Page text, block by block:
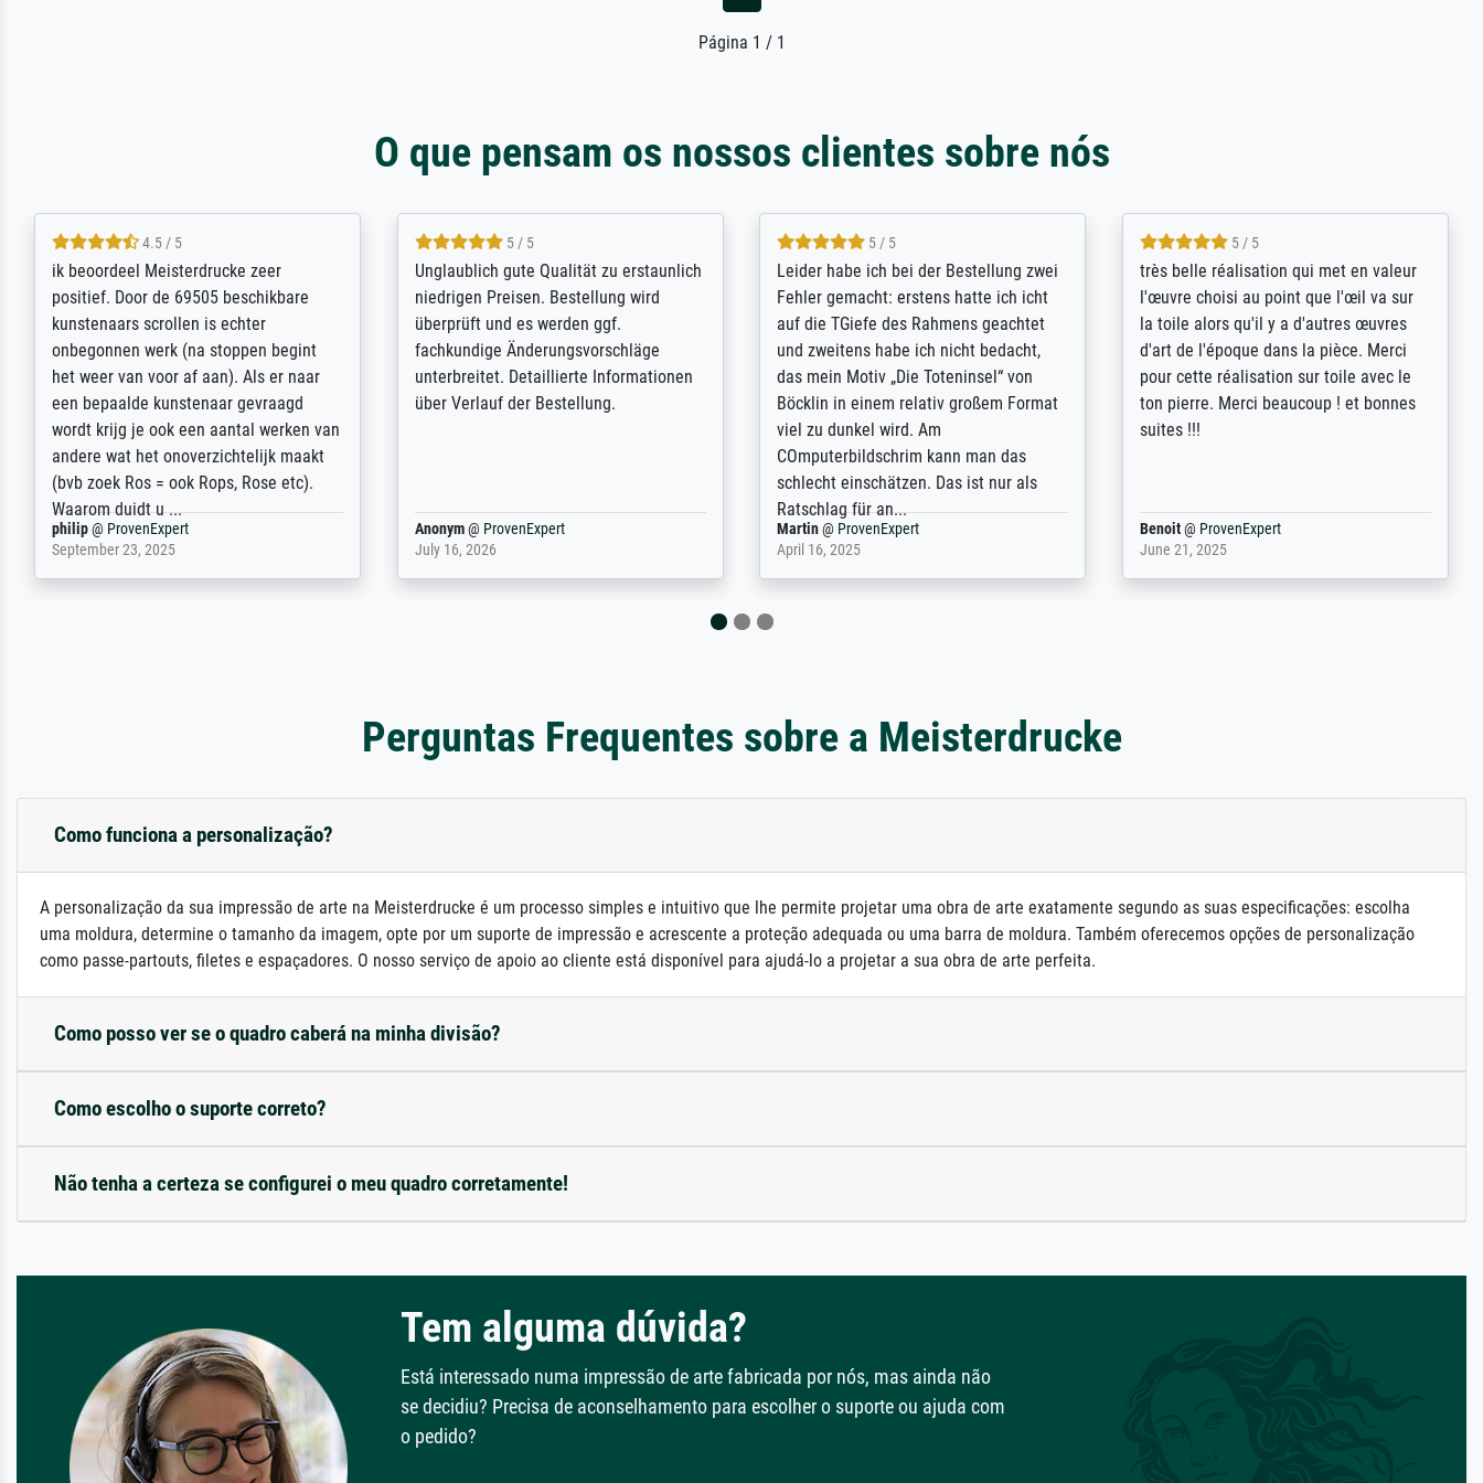
Página 1 / 1
O que pensam os nossos clientes sobre nós
5 / 5
Die Zufriedenheit ist auch nicht dadurch
getrübt, dass das Bild entgegen einer
angegebenen Lieferanschrift (sollte
eine Überraschung für die normannische
Ehefrau sein zum Hochzeits- gleichzeitig
auch Geburtstag sein) doch nach zu
Hause zugestellt wurde.
Jürgen@ProvenExpert
April 22, 2026
5 / 5
Excellent / Highly recommended. The
selection, ordering and payment process
were easy, shipping was efficient and
the item itself exceeds expectations. I
am based in the UK and found the site
searching for a specific print - I am very
SJL@ProvenExpert
December 2, 2025
5 / 5
The team at Meisterdrucke strives to
meet its clients demands, and provides
expert advice on how to obtain the best
results for the prints requested by the
client. The company has a vast
repertoire of prints to choose from, and
will provide excellent service also with
regards to prints which are not in that
repertoire. Highly recommended!
Anonym@ProvenExpert
April 22, 2026
5 / 5
eine große Auswahl an Bildern und
deren Reproduktionsmöglichkeiten;
wurde sehr gut durch die einzelnen
Bestellkriterien geführt, verständliche
Erklärungen, z.B. mit Bilddarstellungen,
werde auf jeden Fall meine guten
Erfahrungen weitergeben.
Anonym@ProvenExpert
May 13, 2026
Perguntas Frequentes sobre a Meisterdrucke
Como funciona a personalização?
A personalização da sua impressão de arte na Meisterdrucke é um processo simples e intuitivo que lhe permite projetar uma obra de arte exatamente segundo as suas especificações: escolha
uma moldura, determine o tamanho da imagem, opte por um suporte de impressão e acrescente a proteção adequada ou uma barra de moldura. Também oferecemos opções de personalização
como passe-partouts, filetes e espaçadores. O nosso serviço de apoio ao cliente está disponível para ajudá-lo a projetar a sua obra de arte perfeita.
Como posso ver se o quadro caberá na minha divisão?
Como escolho o suporte correto?
Não tenha a certeza se configurei o meu quadro corretamente!
Tem alguma dúvida?
Está interessado numa impressão de arte fabricada por nós, mas ainda não
se decidiu? Precisa de aconselhamento para escolher o suporte ou ajuda com
o pedido?